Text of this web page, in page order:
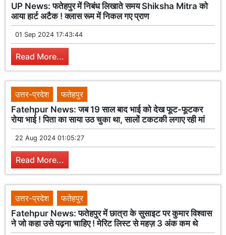
UP News: फतेहपुर में निबंध लिखाते समय Shiksha Mitra को
आया हार्ट अटैक ! क्लास रूम में निकल गए प्राण
01 Sep 2024 17:43:44
Read More...
उत्तर-प्रदेश
फतेहपुर
Fatehpur News: जब 19 साल बाद भाई को देख फूट-फूटकर
रोया भाई ! पिता का साया उठ चुका था, सालों टकटकी लगाए रही मां
22 Aug 2024 01:05:27
Read More...
उत्तर-प्रदेश
फतेहपुर
Fatehpur News: फतेहपुर में छात्रा के सुसाइट पर कुमार विश्वास
ने जो कहा उसे पढ़ना चाहिए ! मेरिट लिस्ट से महज़ 3 अंक कम थे